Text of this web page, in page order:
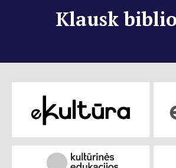
Klausk